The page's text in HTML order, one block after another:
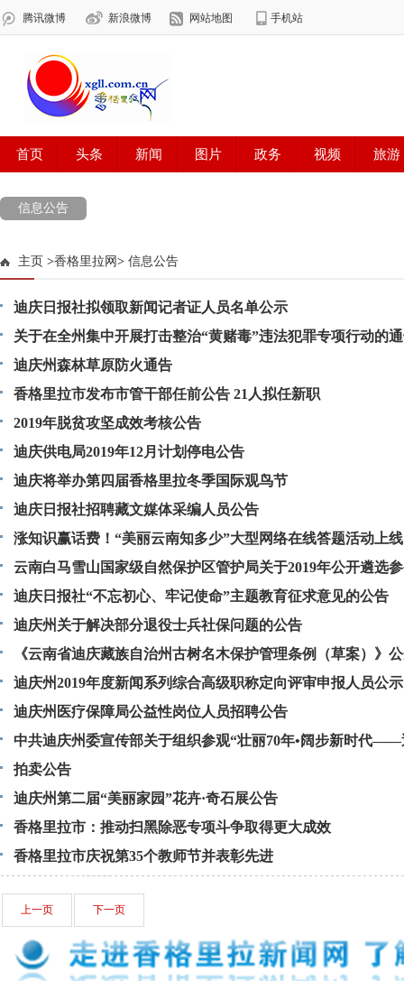
信息公告
主页 >香格里拉网 > 信息公告
迪庆日报社拟领取新闻记者证人员名单公示
关于在全州集中开展打击整治“黄赌毒”违法犯罪专项行动的
迪庆州森林草原防火通告
香格里拉市发布市管干部任前公告 21人拟任新职
2019年脱贫攻坚成效考核公告
迪庆供电局2019年12月计划停电公告
迪庆将举办第四届香格里拉冬季国际观鸟节
迪庆日报社招聘藏文媒体采编人员公告
涨知识赢话费！“美丽云南知多少”大型网络在线答题活动上线
云南白马雪山国家级自然保护区管护局关于2019年公开遴选
员的公告
迪庆日报社“不忘初心、牢记使命”主题教育征求意见的公告
迪庆州关于解决部分退役士兵社保问题的公告
《云南省迪庆藏族自治州古树名木保护管理条例（草案）》
见
迪庆州2019年度新闻系列综合高级职称定向评审申报人员公示
迪庆州医疗保障局公益性岗位人员招聘公告
中共迪庆州委宣传部关于组织参观“壮丽70年•阔步新时代
祝中华人民共和国成立70周年书美影展”的通知
拍卖公告
迪庆州第二届“美丽家园”花卉·奇石展公告
香格里拉市：推动扫黑除恶专项斗争取得更大成效
香格里拉市庆祝第35个教师节并表彰先进
上一页 下一页